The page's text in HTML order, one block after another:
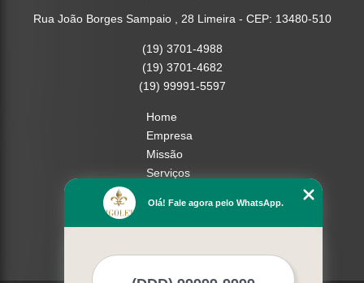
Rua João Borges Sampaio , 28 Limeira - CEP: 13480-510
(19) 3701-4988
(19) 3701-4682
(19) 99991-5597
Home
Empresa
Missão
Serviços
Mapa do site
Mais Serviços
Olá! Fale agora pelo WhatsApp.